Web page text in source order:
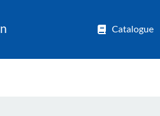
Catalogue